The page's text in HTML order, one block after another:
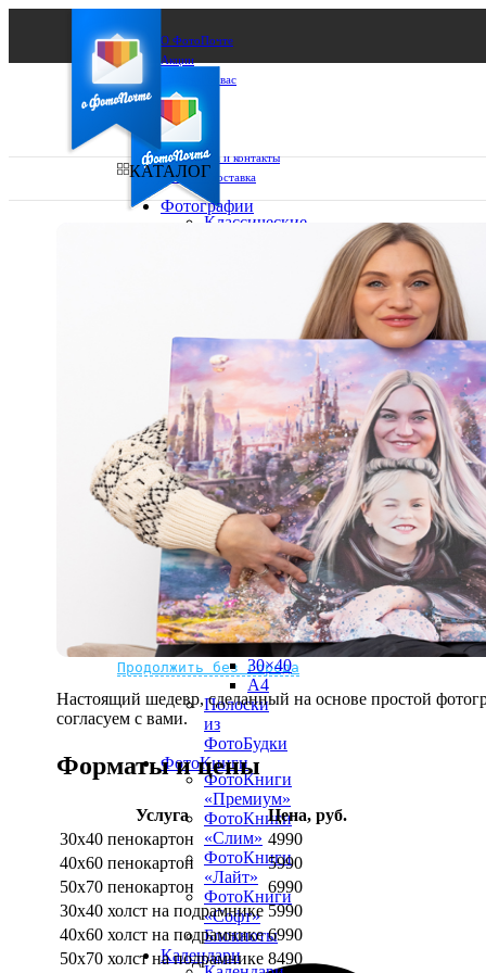
О ФотоПочте
Акции
Сделаем за вас
Бизнесу
FAQ
Франшиза
Поддержка и контакты
Оплата и доставка
Не нашли Ваш город?
Мы доставляем по всему миру
Продолжить без города
КАТАЛОГ
Фотографии
Классические
15х20
20х20
20х30
30х40
А4
Фото
в
рамке
10х10
10×15
13×18
15×15
15×20
20×20
20×30
30×30
30×40
A4
Полоски
из
ФотоБудки
ФотоКниги
ФотоКниги
«Премиум»
ФотоКниги
«Слим»
ФотоКниги
«Лайт»
ФотоКниги
«Софт»
Блокноты
Календари
Настоящий шедевр, сделанный на основе простой
согласуем с вами.
Форматы и цены
Услуга
Цена, руб.
30х40 пенокартон
4990
40х60 пенокартон
5990
50х70 пенокартон
6990
30х40 холст на подрамнике 5990
40х60 холст на подрамнике 6990
50х70 холст на подрамнике 8490